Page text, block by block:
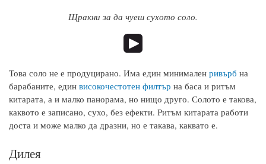
Щракни за да чуеш сухото соло.
Това соло не е продуцирано. Има един минимален ривърб на
барабаните, един високочестотен филтър на баса и ритъм
китарата, а и малко панорама, но нищо друго. Солото е такова,
каквото е записано, сухо, без ефекти. Ритъм китарата работи
доста и може малко да дразни, но е такава, каквато е.
Дилея